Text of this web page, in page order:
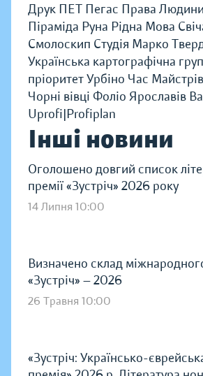
Друк ПЕТ Пегас Права Людини
Піраміда Руна Рідна Мова
Смолоскип Студія Марко
Українська картографічна
пріоритетУрбіно Час Майстрів
Чорні вівці Фоліо Ярославів
Uprofi|Profiplan
Інші новини
Оголошено довгий список
премії «Зустріч» 2026 року
14 Липня 10:00
Визначено склад
«Зустріч» — 2026
26 Травня 10:00
«Зустріч: Українсько-